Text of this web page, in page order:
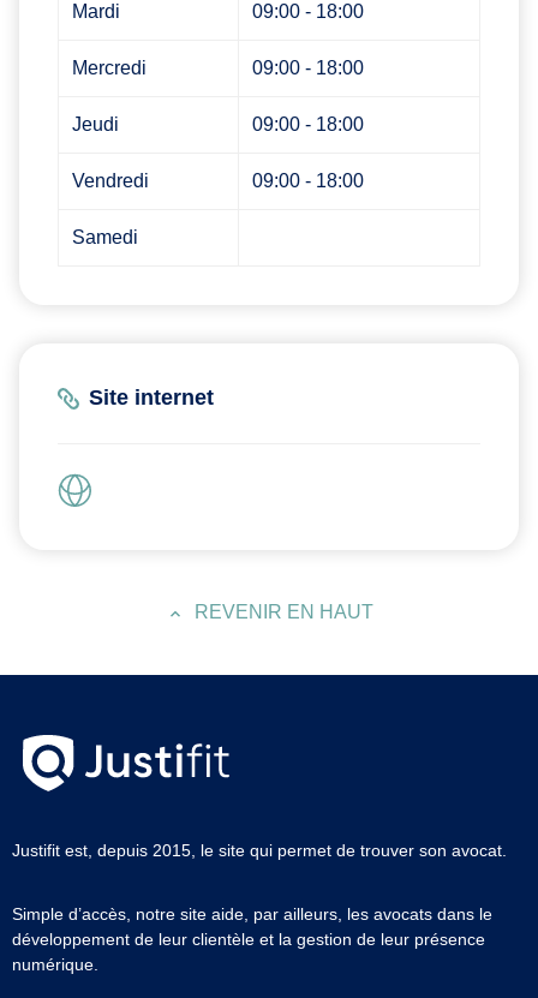
Mardi 09:00 - 18:00
Mercredi 09:00 - 18:00
Jeudi 09:00 - 18:00
Vendredi 09:00 - 18:00
Samedi
Site internet
REVENIR EN HAUT
Justifit est, depuis 2015, le site qui permet de trouver son avocat.
Simple d’accès, notre site aide, par ailleurs, les avocats dans le
développement de leur clientèle et la gestion de leur présence
numérique.